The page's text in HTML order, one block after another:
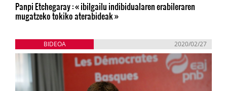
Panpi Etchegaray : « ibilgailu indibidualaren erabileraren
mugatzeko tokiko aterabideak »
BIDEOA 2020/02/27